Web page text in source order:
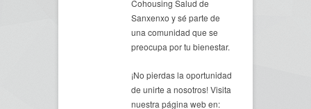
Cohousing Salud de
Sanxenxo y sé parte de
una comunidad que se
preocupa por tu bienestar.
¡No pierdas la oportunidad
de unirte a nosotros! Visita
nuestra página web en: